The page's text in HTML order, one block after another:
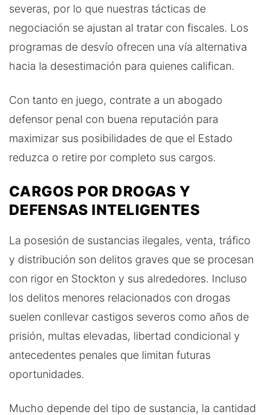
severas, por lo que nuestras tácticas de
negociación se ajustan al tratar con fiscales. Los
programas de desvío ofrecen una vía alternativa
hacia la desestimación para quienes califican.
Con tanto en juego, contrate a un abogado
defensor penal con buena reputación para
maximizar sus posibilidades de que el Estado
reduzca o retire por completo sus cargos.
CARGOS POR DROGAS Y
DEFENSAS INTELIGENTES
La posesión de sustancias ilegales, venta, tráfico
y distribución son delitos graves que se procesan
con rigor en Stockton y sus alrededores. Incluso
los delitos menores relacionados con drogas
suelen conllevar castigos severos como años de
prisión, multas elevadas, libertad condicional y
antecedentes penales que limitan futuras
oportunidades.
Mucho depende del tipo de sustancia, la cantidad